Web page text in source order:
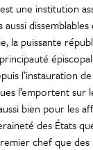
une institution
la puissante
l’instauration
l’emportent sur
bien pour les
des États
chef que